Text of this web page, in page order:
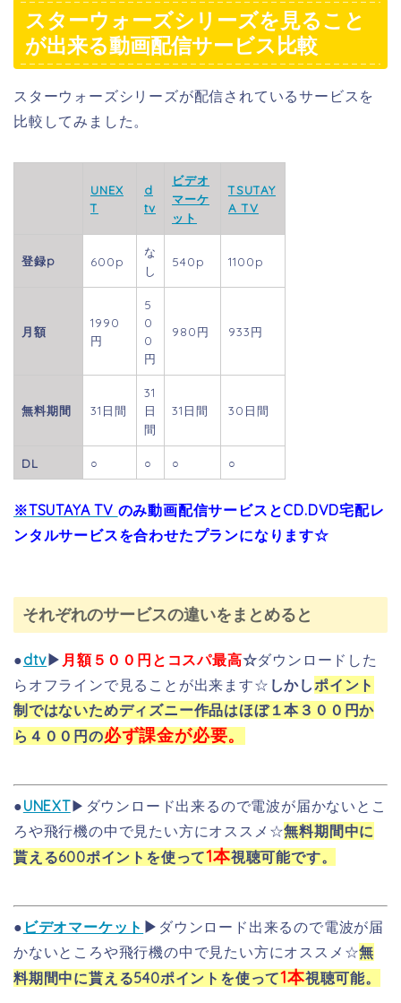
スターウォーズシリーズを見ること
が出来る動画配信サービス比較
スターウォーズシリーズが配信されているサービスを
比較してみました。
UNEX
T
d
tv
ビデオ
マーケ
ット
TSUTAY
A TV
登録p 600p
な
し
540p 1100p
月額
1990
円
5
0
0
円
980円 933円
無料期間 31日間
31
日
間
31日間 30日間
DL ○ ○ ○ ○
※TSUTAYA TV のみ動画配信サービスとCD.DVD宅配レ
ンタルサービスを合わせたプランになります☆
それぞれのサービスの違いをまとめると
●dtv▶ 月額５００円とコスパ最高☆ダウンロードした
らオフラインで見ることが出来ます☆ しかしポイント
制ではないためディズニー作品はほぼ１本３００円か
ら４００円の必ず課金が必要。
●UNEXT▶ダウンロード出来るので電波が届かないとこ
ろや飛行機の中で見たい方にオススメ☆無料期間中に
貰える600ポイントを使って1本視聴可能です。
● ビデオマーケット ▶ ダウンロード出来るので電波が届
かないところや飛行機の中で見たい方にオススメ☆無
料期間中に貰える540ポイントを使って1本視聴可能。